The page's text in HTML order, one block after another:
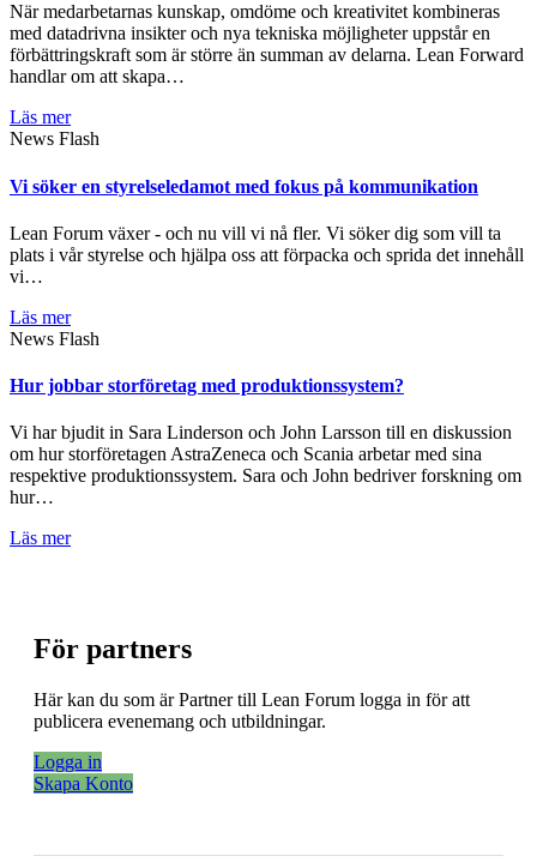
När medarbetarnas kunskap, omdöme och kreativitet kombineras
med datadrivna insikter och nya tekniska möjligheter uppstår en
förbättringskraft som är större än summan av delarna. Lean Forward
handlar om att skapa…
Läs mer
News Flash
Vi söker en styrelseledamot med fokus på kommunikation
Lean Forum växer - och nu vill vi nå fler. Vi söker dig som vill ta
plats i vår styrelse och hjälpa oss att förpacka och sprida det innehåll
vi…
Läs mer
News Flash
Hur jobbar storföretag med produktionssystem?
Vi har bjudit in Sara Linderson och John Larsson till en diskussion
om hur storföretagen AstraZeneca och Scania arbetar med sina
respektive produktionssystem. Sara och John bedriver forskning om
hur…
Läs mer
För partners
Här kan du som är Partner till Lean Forum logga in för att
publicera evenemang och utbildningar.
Logga in
Skapa Konto